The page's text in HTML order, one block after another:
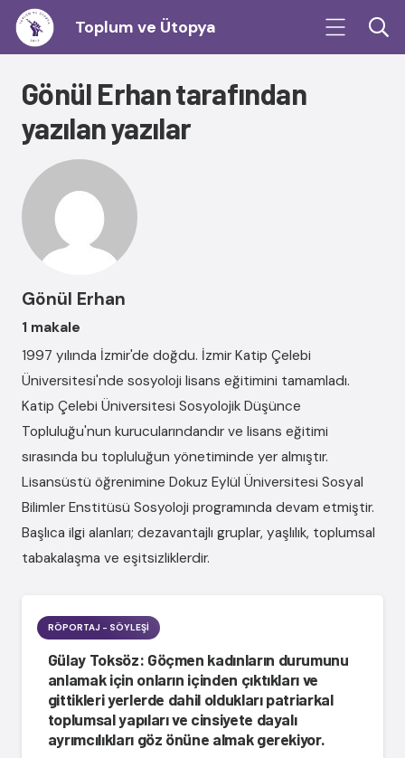
Toplum ve Ütopya
Gönül Erhan tarafından
yazılan yazılar
Gönül Erhan
1 makale
1997 yılında İzmir'de doğdu. İzmir Katip Çelebi
Üniversitesi'nde sosyoloji lisans eğitimini tamamladı.
Katip Çelebi Üniversitesi Sosyolojik Düşünce
Topluluğu'nun kurucularındandır ve lisans eğitimi
sırasında bu topluluğun yönetiminde yer almıştır.
Lisansüstü öğrenimine Dokuz Eylül Üniversitesi Sosyal
Bilimler Enstitüsü Sosyoloji programında devam etmiştir.
Başlıca ilgi alanları; dezavantajlı gruplar, yaşlılık, toplumsal
tabakalaşma ve eşitsizliklerdir.
RÖPORTAJ - SÖYLEŞI
Gülay Toksöz: Göçmen kadınların durumunu
anlamak için onların içinden çıktıkları ve
gittikleri yerlerde dahil oldukları patriarkal
toplumsal yapıları ve cinsiyete dayalı
ayrımcılıkları göz önüne almak gerekiyor.